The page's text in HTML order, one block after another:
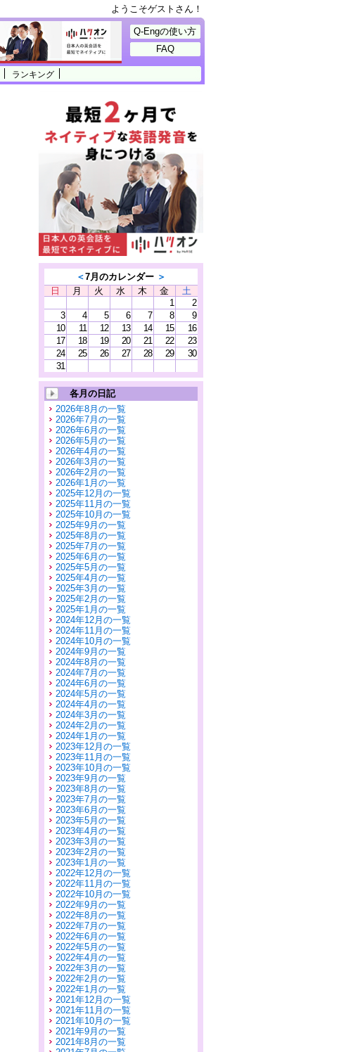
ようこそゲストさん！
ランキング
Q-Engの使い方
FAQ
＜7月のカレンダー ＞
日
月 火 水 木 金
土
1
2
3
4 5 6 7 8
9
10
11 12 13 14 15
16
17
18 19 20 21 22
23
24
25 26 27 28 29
30
31
各月の日記
2026年8月の一覧
2026年7月の一覧
2026年6月の一覧
2026年5月の一覧
2026年4月の一覧
2026年3月の一覧
2026年2月の一覧
2026年1月の一覧
2025年12月の一覧
2025年11月の一覧
2025年10月の一覧
2025年9月の一覧
2025年8月の一覧
2025年7月の一覧
2025年6月の一覧
2025年5月の一覧
2025年4月の一覧
2025年3月の一覧
2025年2月の一覧
2025年1月の一覧
2024年12月の一覧
2024年11月の一覧
2024年10月の一覧
2024年9月の一覧
2024年8月の一覧
2024年7月の一覧
2024年6月の一覧
2024年5月の一覧
2024年4月の一覧
2024年3月の一覧
2024年2月の一覧
2024年1月の一覧
2023年12月の一覧
2023年11月の一覧
2023年10月の一覧
2023年9月の一覧
2023年8月の一覧
2023年7月の一覧
2023年6月の一覧
2023年5月の一覧
2023年4月の一覧
2023年3月の一覧
2023年2月の一覧
2023年1月の一覧
2022年12月の一覧
2022年11月の一覧
2022年10月の一覧
2022年9月の一覧
2022年8月の一覧
2022年7月の一覧
2022年6月の一覧
2022年5月の一覧
2022年4月の一覧
2022年3月の一覧
2022年2月の一覧
2022年1月の一覧
2021年12月の一覧
2021年11月の一覧
2021年10月の一覧
2021年9月の一覧
2021年8月の一覧